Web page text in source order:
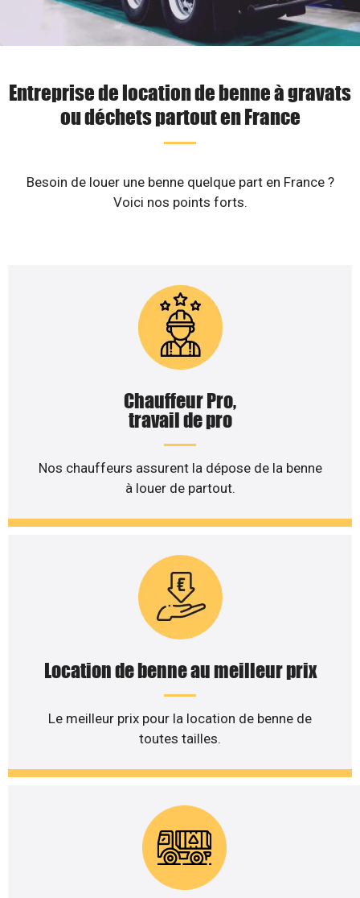
Entreprise de location de benne à gravats
ou déchets partout en France
Besoin de louer une benne quelque part en France ?
Voici nos points forts.
Chauffeur Pro,
travail de pro
Nos chauffeurs assurent la dépose de la benne
à louer de partout.
Location de benne au meilleur prix
Le meilleur prix pour la location de benne de
toutes tailles.